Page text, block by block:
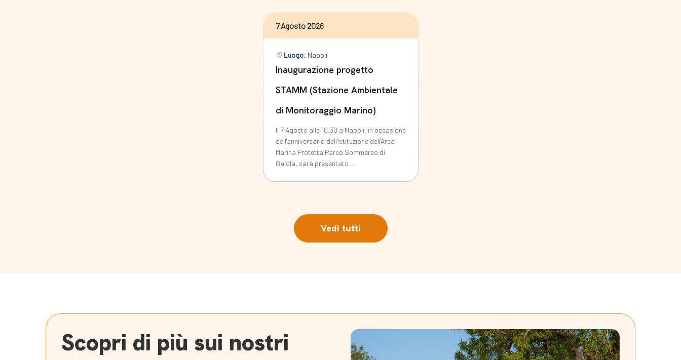
7 Agosto 2026
Luogo: Napoli
Inaugurazione progetto
STAMM (Stazione Ambientale
di Monitoraggio Marino)
Il 7 Agosto alle 10.30 a Napoli, in occasione
dell'anniversario dell'istituzione dell'Area
Marina Protetta Parco Sommerso di
Gaiola, sarà presentato...
Vedi tutti
Scopri di più sui nostri